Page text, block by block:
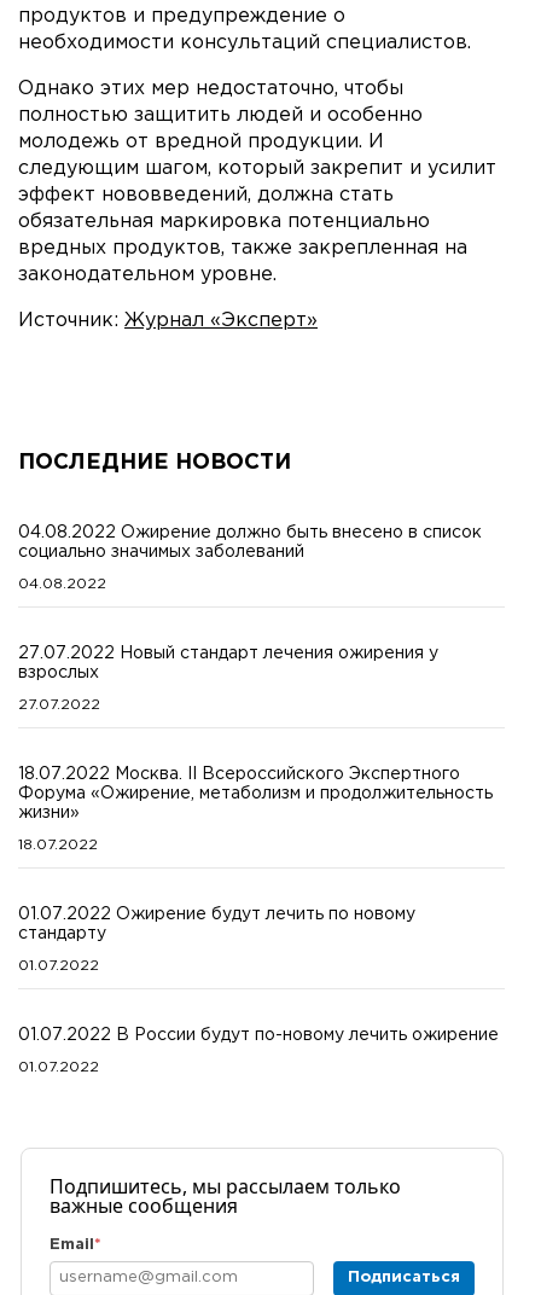
продуктов и предупреждение о
необходимости консультаций специалистов.
Однако этих мер недостаточно, чтобы
полностью защитить людей и особенно
молодежь от вредной продукции. И
следующим шагом, который закрепит и усилит
эффект нововведений, должна стать
обязательная маркировка потенциально
вредных продуктов, также закрепленная на
законодательном уровне.
Источник: Журнал «Эксперт»
ПОСЛЕДНИЕ НОВОСТИ
04.08.2022 Ожирение должно быть внесено в список
социально значимых заболеваний
04.08.2022
27.07.2022 Новый стандарт лечения ожирения у
взрослых
27.07.2022
18.07.2022 Москва. II Всероссийского Экспертного
Форума «Ожирение, метаболизм и продолжительность
жизни»
18.07.2022
01.07.2022 Ожирение будут лечить по новому
стандарту
01.07.2022
01.07.2022 В России будут по-новому лечить ожирение
01.07.2022
Подпишитесь, мы рассылаем только
важные сообщения
Email *
Подписаться